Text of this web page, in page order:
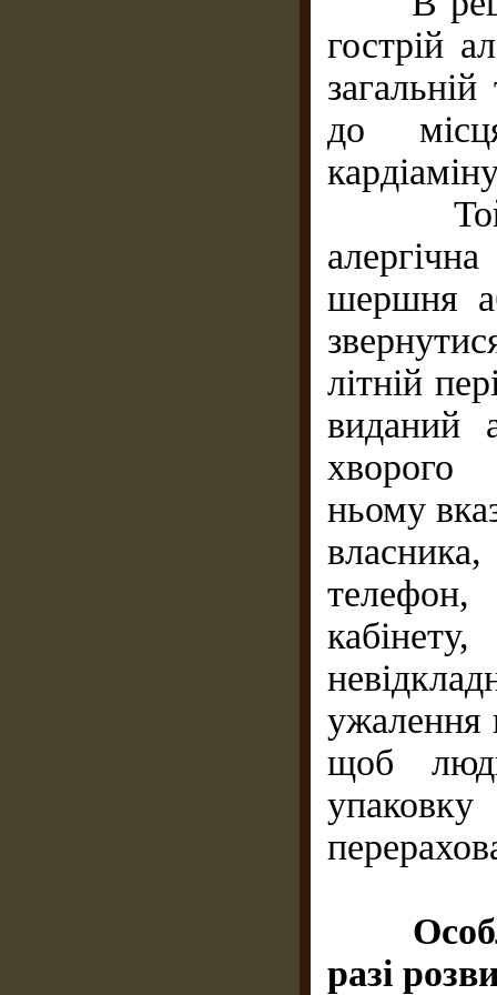
гострій
до
Той, у
шершня
літній
виданий
хворого
ньому
телефон,
ужалення
щоб
разі